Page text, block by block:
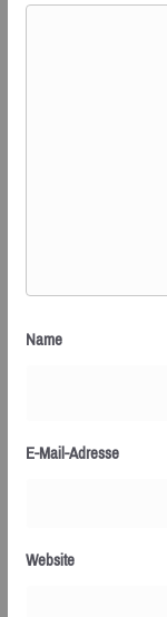
Name
E-Mail-Adresse
Website